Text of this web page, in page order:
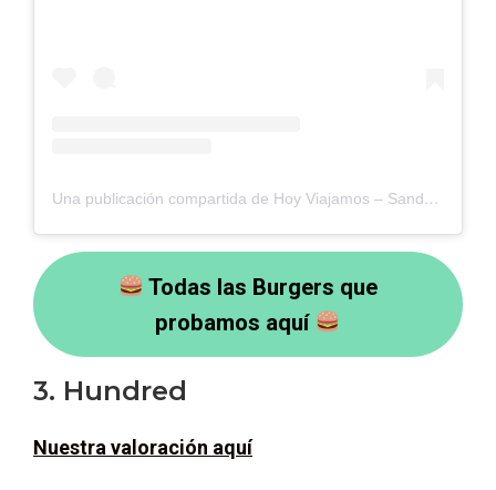
Una publicación compartida de Hoy Viajamos – Sandra y Juanvi (@hoyviajamos)
Todas las Burgers que
probamos aquí
3. Hundred
Nuestra valoración aquí